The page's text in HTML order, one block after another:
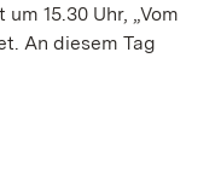
15.30 Uhr, „Vom
An diesem Tag